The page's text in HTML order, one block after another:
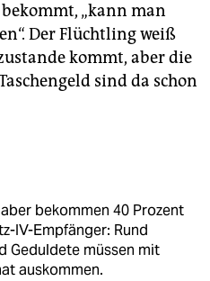
„kann man
Der Flüchtling weiß
kommt, aber die
sind da schon
bekommen 40 Prozent
IV-Empfänger: Rund
Geduldete müssen mit
auskommen.